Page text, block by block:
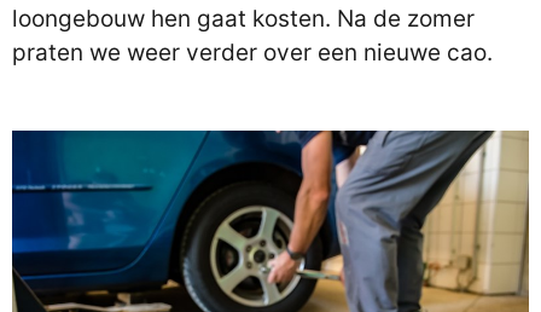
loongebouw hen gaat kosten. Na de zomer
praten we weer verder over een nieuwe cao.